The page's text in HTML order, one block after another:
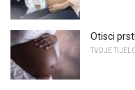
Otisci
TVOJE